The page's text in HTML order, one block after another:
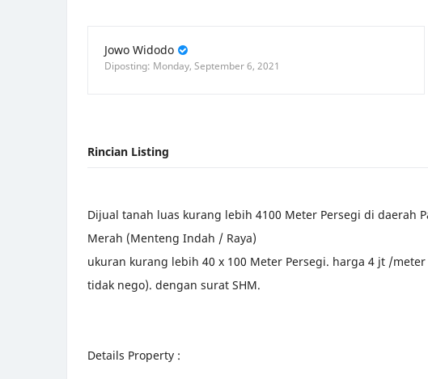
Jowo Widodo
Monday, September 6, 2021
Dijual tanah luas kurang lebih 4100 Meter Persegi di daerah
Merah (Menteng Indah / Raya)
ukuran kurang lebih 40 x 100 Meter Persegi. harga 4 jt /meter
tidak nego). dengan surat SHM.
Details Property :